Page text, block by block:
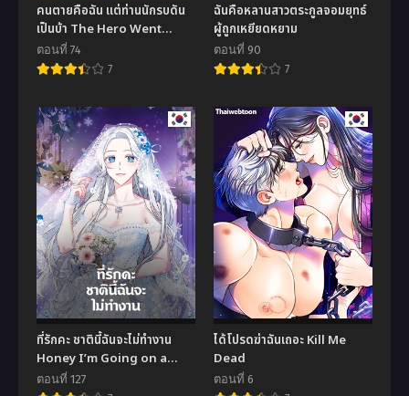
คนตายคือฉัน แต่ท่านนักรบดัน
เป็นบ้า The Hero Went
Crazy Even Though I’m
the One Who Died
ตอนที่ 74
7
ฉันคือหลานสาวตระกูลจอมยุทธ์
ผู้ถูกเหยียดหยาม
ตอนที่ 90
7
ที่รักคะ ชาตินี้ฉันจะไม่ทำงาน
Honey I’m Going on a
Strike
ตอนที่ 127
ได้โปรดฆ่าฉันเถอะ Kill Me
Dead
ตอนที่ 6